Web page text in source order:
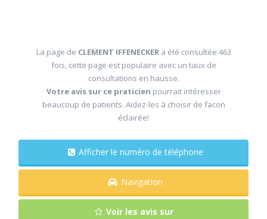
La page de CLEMENT IFFENECKER a été consultée 463
fois, cette page est populaire avec un taux de
consultations en hausse.
Votre avis sur ce praticien pourrait intéresser
beaucoup de patients. Aidez-les à choisir de facon
éclairée!
Afficher le numéro de téléphone
Navigation
Voir les avis sur